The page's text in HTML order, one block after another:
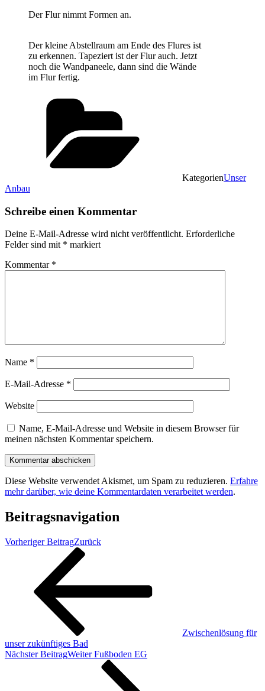
Der Flur nimmt Formen an.
Der kleine Abstellraum am Ende des Flures ist
zu erkennen. Tapeziert ist der Flur auch. Jetzt
noch die Wandpaneele, dann sind die Wände
im Flur fertig.
KategorienUnser
Anbau
Schreibe einen Kommentar
Deine E-Mail-Adresse wird nicht veröffentlicht. Erforderliche
Felder sind mit * markiert
Kommentar *
Name *
E-Mail-Adresse *
Website
Name, E-Mail-Adresse und Website in diesem Browser für
meinen nächsten Kommentar speichern.
Diese Website verwendet Akismet, um Spam zu reduzieren. Erfahre
mehr darüber, wie deine Kommentardaten verarbeitet werden.
Beitragsnavigation
Vorheriger BeitragZurück
Zwischenlösung für
unser zukünftiges Bad
Nächster BeitragWeiter Fußboden EG